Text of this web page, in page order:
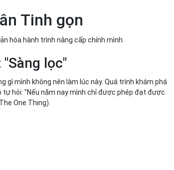
Tinh gọn
hóa hành trình nâng cấp chính mình.
lọc"
gì mình không nên làm lúc này. Quá trình khám phá
hỏi: "Nếu năm nay mình chỉ được phép đạt được
One Thing).